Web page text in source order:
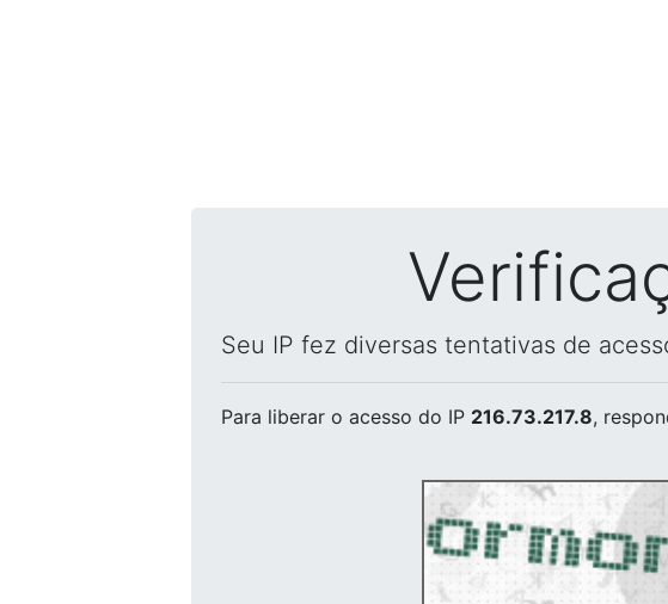
Seu IP fez diversas tentativas de
Para liberar o acesso do IP 216.73.217.8,